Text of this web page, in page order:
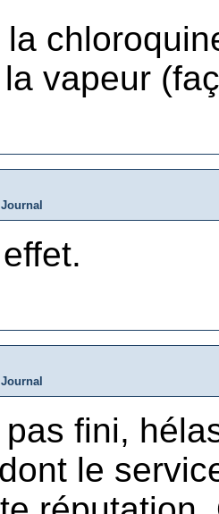
la
vapeur
fini,
le